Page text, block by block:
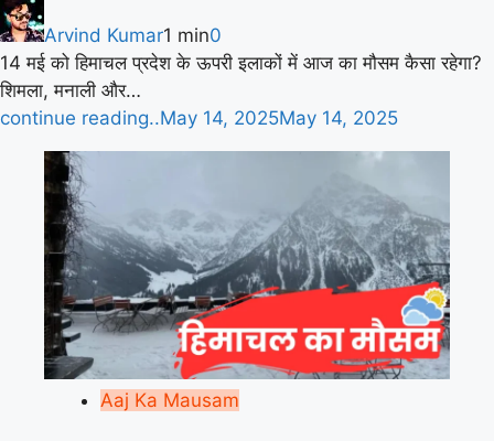
Arvind Kumar1 min0
14 मई को हिमाचल प्रदेश के ऊपरी इलाकों में आज का मौसम कैसा रहेगा?
शिमला, मनाली और…
continue reading..May 14, 2025May 14, 2025
Aaj Ka Mausam